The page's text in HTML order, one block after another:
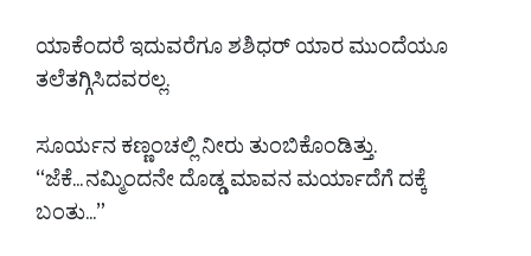
ಯಾಕೆಂದರೆ ಇದುವರೆಗೂ ಶಶಿಧರ್ ಯಾರ ಮುಂದೆಯೂ
ತಲೆತಗ್ಗಿಸಿದವರಲ್ಲ.
ಸೂರ್ಯನ ಕಣ್ಣಂಚಲ್ಲಿ ನೀರು ತುಂಬಿಕೊಂಡಿತ್ತು.
“ಜೆಕೆ... ನಮ್ಮಿಂದನೇ ದೊಡ್ಡ ಮಾವನ ಮರ್ಯಾದೆಗೆ ದಕ್ಕೆ
ಬಂತು...”